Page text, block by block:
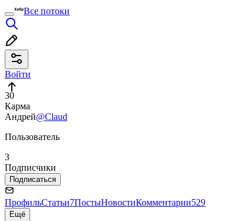
Все потоки
Войти
30
Карма
Андрей@Claud
Пользователь
3
Подписчики
Подписаться
ПрофильСтатьи7ПостыНовостиКомментарии529
Ещё